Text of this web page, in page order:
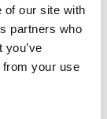
of our site with
partners who
from your use